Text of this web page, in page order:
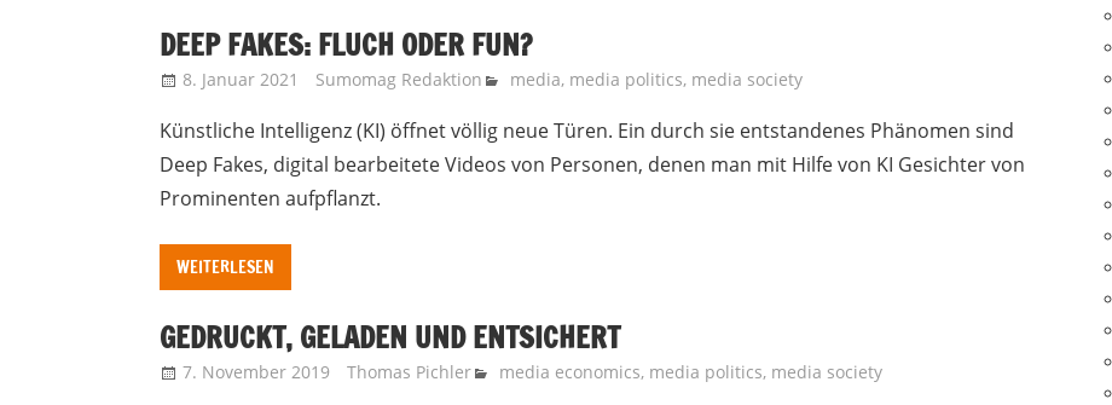
DEEP FAKES: FLUCH ODER FUN?
8. Januar 2021 Sumomag Redaktion media, media politics, media society
Künstliche Intelligenz (KI) öffnet völlig neue Türen. Ein durch sie entstandenes Phänomen sind
Deep Fakes, digital bearbeitete Videos von Personen, denen man mit Hilfe von KI Gesichter von
Prominenten aufpflanzt.
WEITERLESEN
GEDRUCKT, GELADEN UND ENTSICHERT
7. November 2019 Thomas Pichler media economics, media politics, media society